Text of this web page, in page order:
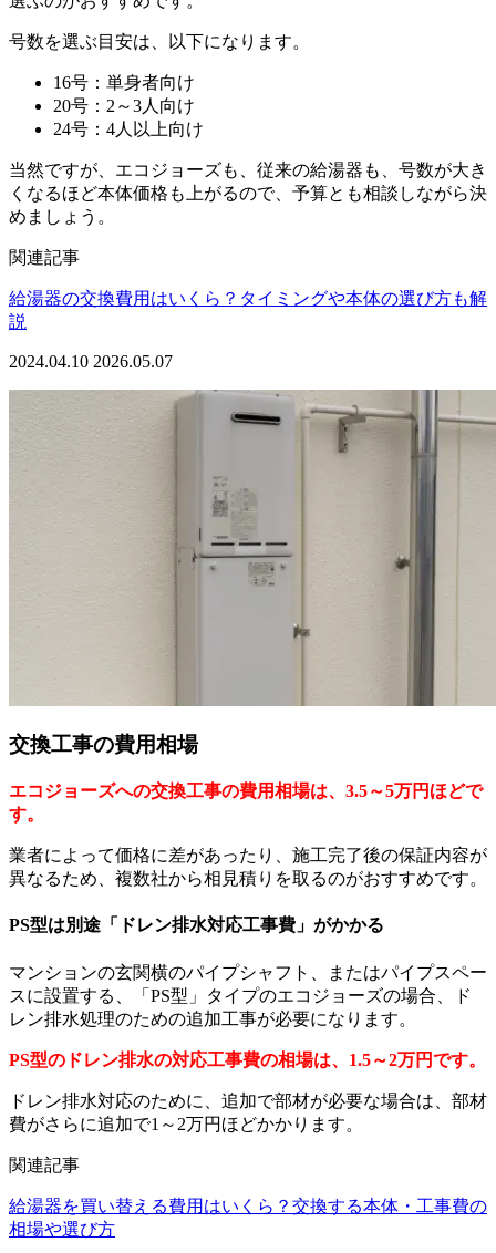
号数を選ぶ目安は、以下になります。
16号：単身者向け
20号：2～3人向け
24号：4人以上向け
当然ですが、エコジョーズも、従来の給湯器も、号数が大き
くなるほど本体価格も上がるので、予算とも相談しながら決
めましょう。
関連記事
給湯器の交換費用はいくら？タイミングや本体の選び方も解
説
2024.04.10 2026.05.07
交換工事の費用相場
エコジョーズへの交換工事の費用相場は、3.5～5万円ほどで
す。
業者によって価格に差があったり、施工完了後の保証内容が
異なるため、複数社から相見積りを取るのがおすすめです。
PS型は別途「ドレン排水対応工事費」がかかる
マンションの玄関横のパイプシャフト、またはパイプスペー
スに設置する、「PS型」タイプのエコジョーズの場合、ド
レン排水処理のための追加工事が必要になります。
PS型のドレン排水の対応工事費の相場は、1.5～2万円です。
ドレン排水対応のために、追加で部材が必要な場合は、部材
費がさらに追加で1～2万円ほどかかります。
関連記事
給湯器を買い替える費用はいくら？交換する本体・工事費の
相場や選び方